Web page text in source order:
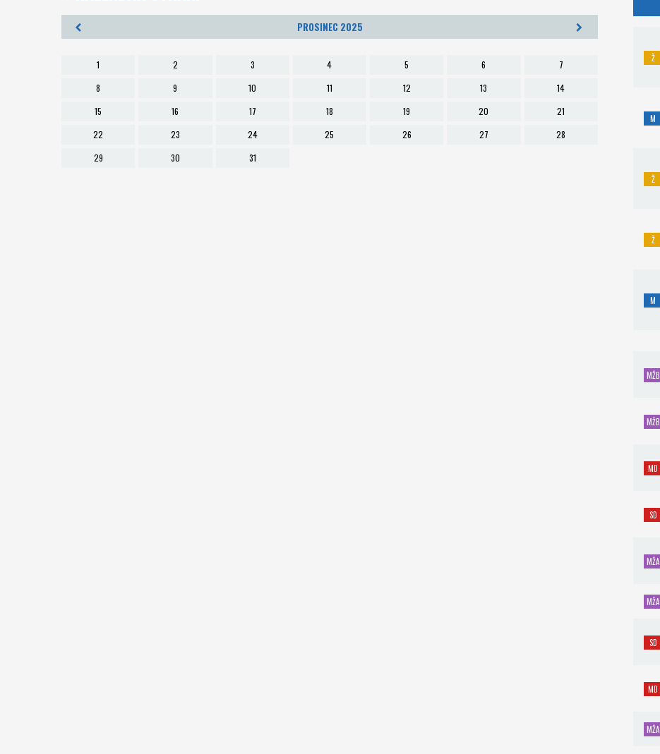
PROSINEC 2025
1 2 3 4 5 6
7
8
9 10 11 12 13
14
15
16 17 18 19 20
21
22
23 24 25 26 27
28
29
30 31
Ž
M
Ž
Ž
M
MŽB
MŽB
MD
SD
MŽA
MŽA
SD
MD
MŽA